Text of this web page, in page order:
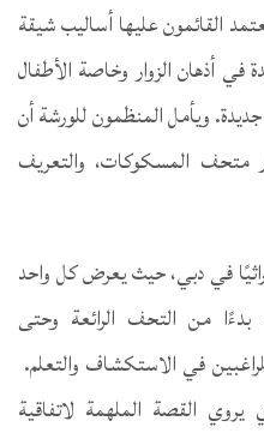
القائمون عليها أساليب شيقة
أذهان الزوار وخاصة الأطفال
ويأمل المنظمون للورشة أن
متحف المسكوكات، والتعريف
تدير16 موقعًا تراثيًا في دبي، حيث يعرض كل واحد
بدءًا من التحف الرائعة وحتى
في الاستكشاف والتعلم.
القصة الملهمة لاتفاقية